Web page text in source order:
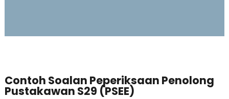
Contoh Soalan Peperiksaan Penolong
Pustakawan S29 (PSEE)